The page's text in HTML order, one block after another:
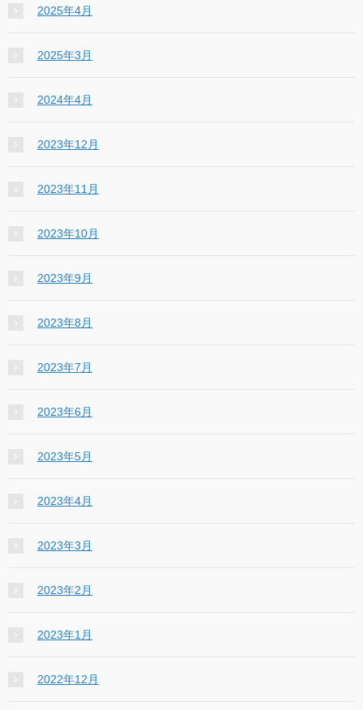
2025年4月
2025年3月
2024年4月
2023年12月
2023年11月
2023年10月
2023年9月
2023年8月
2023年7月
2023年6月
2023年5月
2023年4月
2023年3月
2023年2月
2023年1月
2022年12月